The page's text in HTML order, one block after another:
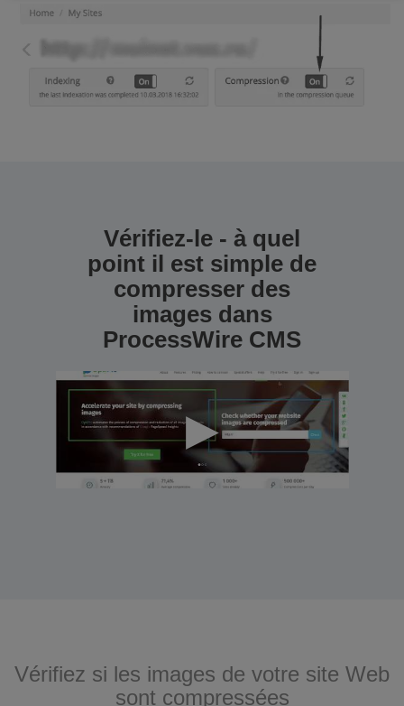
Vérifiez-le - à quel
point il est simple de
compresser des
images dans
ProcessWire CMS
Vérifiez si les images de votre site Web
sont compressées